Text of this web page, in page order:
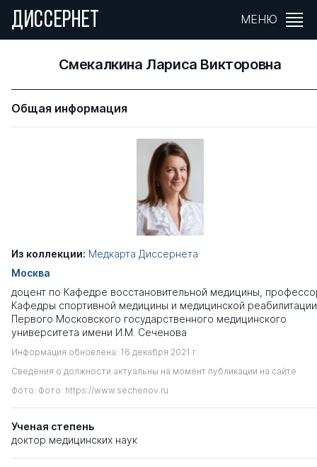
ДИССЕРНЕТ МЕНЮ
Смекалкина Лариса Викторовна
Общая информация
Из коллекции: Медкарта Диссернета
Москва
доцент по Кафедре восстановительной медицины,
Кафедры спортивной медицины и медицинской реабилитации
Первого Московского государственного медицинского
университета имени И.М. Сеченова
Информация обновлена: 16 декабря 2021 г.
Сведения о должности актуальны на момент публикации на сайте
Фото: Фото: https://www.sechenov.ru
Ученая степень
доктор медицинских наук